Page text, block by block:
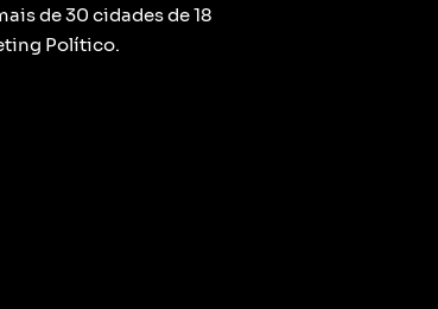
de 30 cidades de 18
Político.